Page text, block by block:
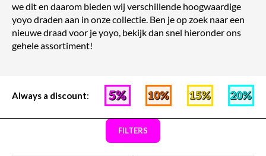
we dit en daarom bieden wij verschillende hoogwaardige
yoyo draden aan in onze collectie. Ben je op zoek naar een
nieuwe draad voor je yoyo, bekijk dan snel hieronder ons
gehele assortiment!
Always a discount:
FILTERS